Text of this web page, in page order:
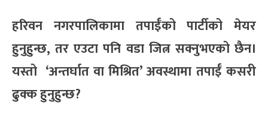
हरिवन नगरपालिकामा तपाईँको पार्टीको मेयर
हुनुहुन्छ, तर एउटा पनि वडा जित्न सक्नुभएको छैन।
यस्तो ‘अन्तर्घात वा मिश्रित’ अवस्थामा तपाईँ कसरी
ढुक्क हुनुहुन्छ?